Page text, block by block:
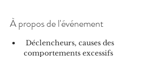
À propos de l'événement
Déclencheurs, causes des
comportements excessifs